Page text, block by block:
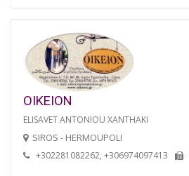
OIKEION
ELISAVET ANTONIOU XANTHAKI
SIROS - HERMOUPOLI
+302281082262, +306974097413